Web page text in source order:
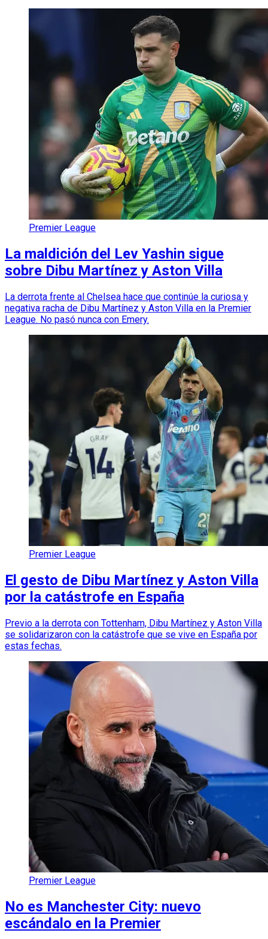
Premier League
La maldición del Lev Yashin sigue
sobre Dibu Martínez y Aston Villa
La derrota frente al Chelsea hace que continúe la curiosa y
negativa racha de Dibu Martínez y Aston Villa en la Premier
League. No pasó nunca con Emery.
Premier League
El gesto de Dibu Martínez y Aston Villa
por la catástrofe en España
Previo a la derrota con Tottenham, Dibu Martínez y Aston Villa
se solidarizaron con la catástrofe que se vive en España por
estas fechas.
Premier League
No es Manchester City: nuevo
escándalo en la Premier